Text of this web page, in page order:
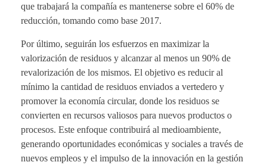
que trabajará la compañía es mantenerse sobre el 60% de
reducción, tomando como base 2017.
Por último, seguirán los esfuerzos en maximizar la
valorización de residuos y alcanzar al menos un 90% de
revalorización de los mismos. El objetivo es reducir al
mínimo la cantidad de residuos enviados a vertedero y
promover la economía circular, donde los residuos se
convierten en recursos valiosos para nuevos productos o
procesos. Este enfoque contribuirá al medioambiente,
generando oportunidades económicas y sociales a través de
nuevos empleos y el impulso de la innovación en la gestión